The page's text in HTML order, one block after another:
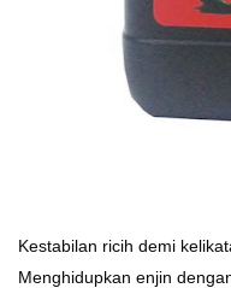
Kestabilan ricih demi
Menghidupkan enjin